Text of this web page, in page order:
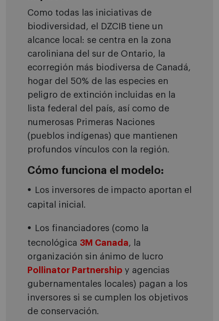
Como todas las iniciativas de
biodiversidad, el DZCIB tiene un
alcance local: se centra en la zona
caroliniana del sur de Ontario, la
ecorregión más biodiversa de Canadá,
hogar del 50% de las especies en
peligro de extinción incluidas en la
lista federal del país, así como de
numerosas Primeras Naciones
(pueblos indígenas) que mantienen
profundos vínculos con la región.
Cómo funciona el modelo:
Los inversores de impacto aportan el
capital inicial.
Los financiadores (como la
tecnológica 3M Canada, la
organización sin ánimo de lucro
Pollinator Partnership y agencias
gubernamentales locales) pagan a los
inversores si se cumplen los objetivos
de conservación.